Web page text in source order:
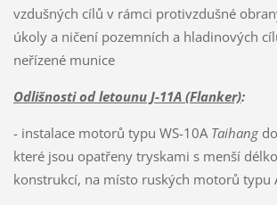
vzdušných cílů v rámci protivzdušné
úkoly a ničení pozemních a hladinových
neřízené munice
Odlišnosti od letounu J-11A (Flanker):
- instalace motorů typu WS-10A Taihang
které jsou opatřeny tryskami s menší
konstrukcí, na místo ruských motorů typu